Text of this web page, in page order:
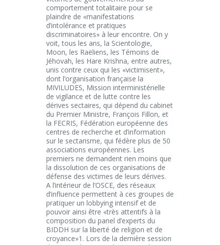
comportement totalitaire pour se
plaindre de «manifestations
d’intolérance et pratiques
discriminatoires» à leur encontre. On y
voit, tous les ans, la Scientologie,
Moon, les Raëliens, les Témoins de
Jéhovah, les Hare Krishna, entre autres,
unis contre ceux qui les «victimisent»,
dont l’organisation française la
MIVILUDES, Mission interministérielle
de vigilance et de lutte contre les
dérives sectaires, qui dépend du cabinet
du Premier Ministre, François Fillon, et
la FECRIS, Fédération européenne des
centres de recherche et d’information
sur le sectarisme, qui fédère plus de 50
associations européennes. Les
premiers ne demandent rien moins que
la dissolution de ces organisations de
défense des victimes de leurs dérives.
A l’intérieur de l’OSCE, des réseaux
d’influence permettent à ces groupes de
pratiquer un lobbying intensif et de
pouvoir ainsi être «très attentifs à la
composition du panel d’experts du
BIDDH sur la liberté de religion et de
croyance»1. Lors de la dernière session